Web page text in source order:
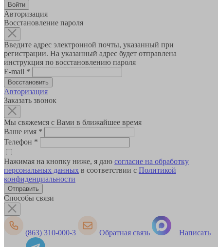
Авторизация
Восстановление пароля
Введите адрес электронной почты, указанный при
регистрации. На указанный адрес будет отправлена
инструкция по восстановлению пароля
E-mail *
Авторизация
Заказать звонок
Мы свяжемся с Вами в ближайшее время
Ваше имя *
Телефон *
Нажимая на кнопку ниже, я даю согласие на обработку
персональных данных в соответствии с Политикой
конфиденциальности
Способы связи
(863) 310-000-3 Обратная связь Написать